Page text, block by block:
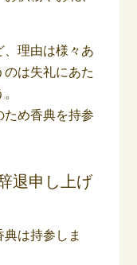
、理由は様々あ
のは失礼にあた
ため香典を持参
退申し上げ
は持参しま